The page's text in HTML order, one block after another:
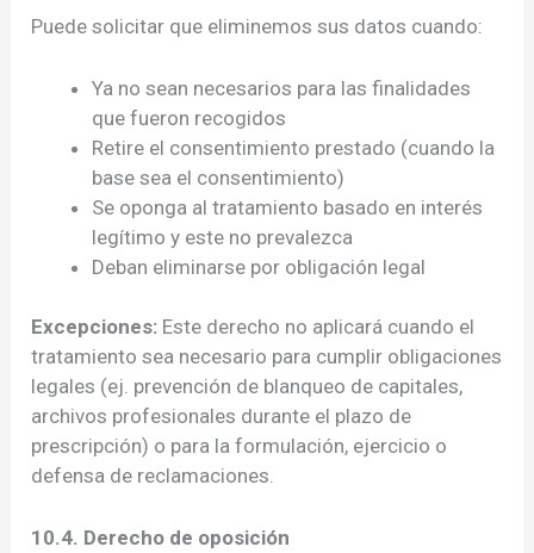
Puede solicitar que eliminemos sus datos cuando:
Ya no sean necesarios para las finalidades
que fueron recogidos
Retire el consentimiento prestado (cuando la
base sea el consentimiento)
Se oponga al tratamiento basado en interés
legítimo y este no prevalezca
Deban eliminarse por obligación legal
Excepciones: Este derecho no aplicará cuando el
tratamiento sea necesario para cumplir obligaciones
legales (ej. prevención de blanqueo de capitales,
archivos profesionales durante el plazo de
prescripción) o para la formulación, ejercicio o
defensa de reclamaciones.
10.4. Derecho de oposición